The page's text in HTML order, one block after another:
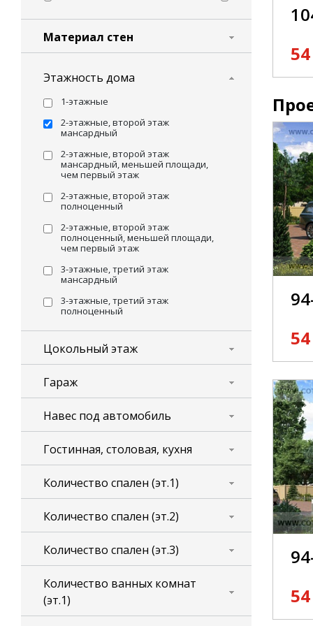
Материал стен
Этажность дома
1-этажные
2-этажные, второй этаж
мансардный
2-этажные, второй этаж
мансардный, меньшей площади,
чем первый этаж
2-этажные, второй этаж
полноценный
2-этажные, второй этаж
полноценный, меньшей площади,
чем первый этаж
3-этажные, третий этаж
мансардный
3-этажные, третий этаж
полноценный
Цокольный этаж
Гараж
Навес под автомобиль
Гостинная, столовая, кухня
Количество спален (эт.1)
Количество спален (эт.2)
Количество спален (эт.3)
Количество ванных комнат
(эт.1)